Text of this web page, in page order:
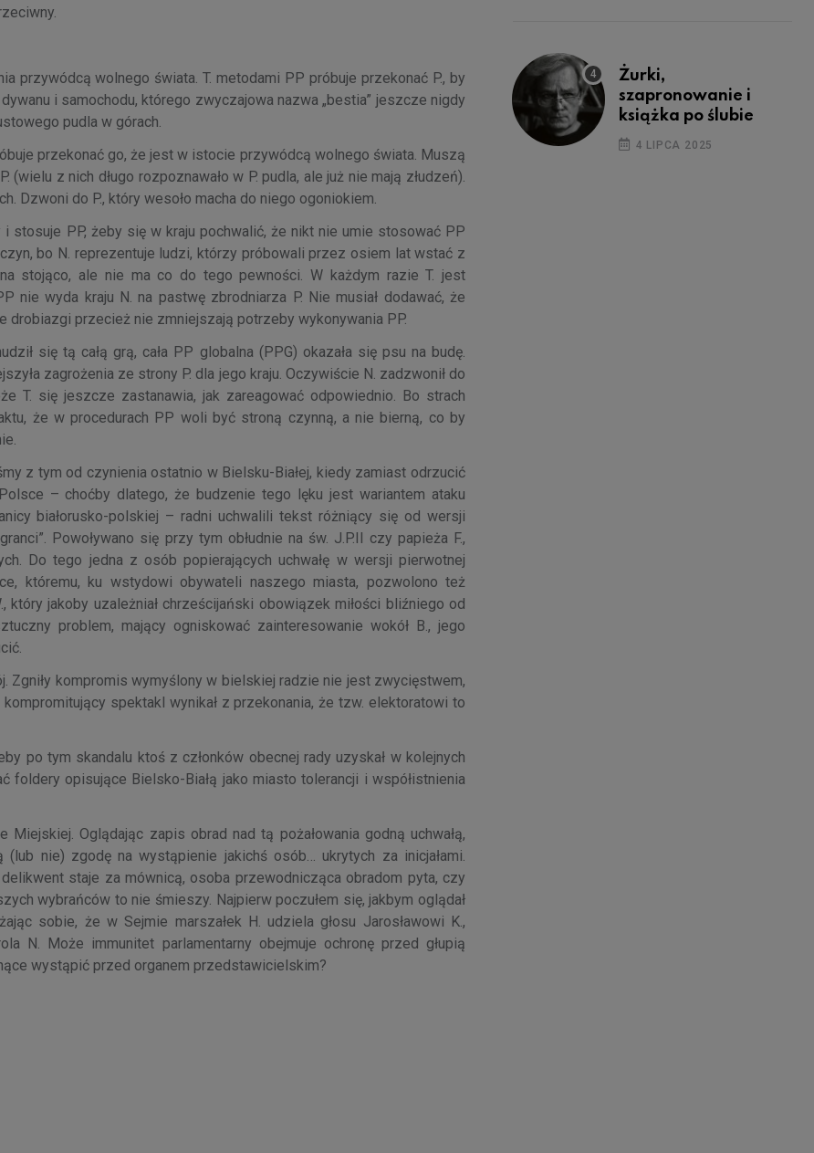
przywódcą wolnego świata. T. metodami PP próbuje przekonać P., by
i samochodu, którego zwyczajowa nazwa „bestia” jeszcze nigdy
pudla w górach.
przekonać go, że jest w istocie przywódcą wolnego świata. Muszą
z nich długo rozpoznawało w P. pudla, ale już nie mają złudzeń).
Dzwoni do P., który wesoło macha do niego ogoniokiem.
stosuje PP, żeby się w kraju pochwalić, że nikt nie umie stosować PP
bo N. reprezentuje ludzi, którzy próbowali przez osiem lat wstać z
stojąco, ale nie ma co do tego pewności. W każdym razie T. jest
nie wyda kraju N. na pastwę zbrodniarza P. Nie musiał dodawać, że
drobiazgi przecież nie zmniejszają potrzeby wykonywania PP.
się tą całą grą, cała PP globalna (PPG) okazała się psu na budę.
zagrożenia ze strony P. dla jego kraju. Oczywiście N. zadzwonił do
T. się jeszcze zastanawia, jak zareagować odpowiednio. Bo strach
że w procedurach PP woli być stroną czynną, a nie bierną, co by
z tym od czynienia ostatnio w Bielsku-Białej, kiedy zamiast odrzucić
– choćby dlatego, że budzenie tego lęku jest wariantem ataku
białorusko-polskiej – radni uchwalili tekst różniący się od wersji
Powoływano się przy tym obłudnie na św. J.P.II czy papieża F.,
Do tego jedna z osób popierających uchwałę w wersji pierwotnej
któremu, ku wstydowi obywateli naszego miasta, pozwolono też
który jakoby uzależniał chrześcijański obowiązek miłości bliźniego od
problem, mający ogniskować zainteresowanie wokół B., jego
Zgniły kompromis wymyślony w bielskiej radzie nie jest zwycięstwem,
spektakl wynikał z przekonania, że tzw. elektoratowi to
po tym skandalu ktoś z członków obecnej rady uzyskał w kolejnych
foldery opisujące Bielsko-Białą jako miasto tolerancji i współistnienia
Miejskiej. Oglądając zapis obrad nad tą pożałowania godną uchwałą,
(lub nie) zgodę na wystąpienie jakichś osób… ukrytych za inicjałami.
staje za mównicą, osoba przewodnicząca obradom pyta, czy
wybrańców to nie śmieszy. Najpierw poczułem się, jakbym oglądał
sobie, że w Sejmie marszałek H. udziela głosu Jarosławowi K.,
N. Może immunitet parlamentarny obejmuje ochronę przed głupią
wystąpić przed organem przedstawicielskim?
Żurki,
szapronowanie i
książka po ślubie
4 LIPCA 2025